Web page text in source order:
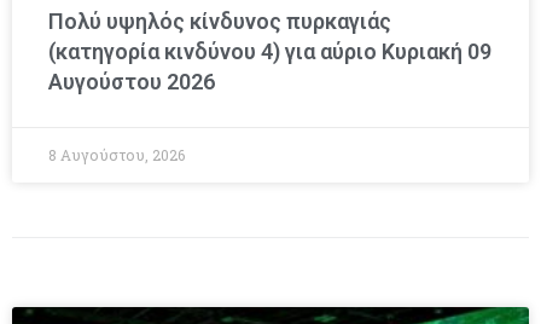
Πολύ υψηλός κίνδυνος πυρκαγιάς
(κατηγορία κινδύνου 4) για αύριο Κυριακή 09
Αυγούστου 2026
8 Αυγούστου, 2026